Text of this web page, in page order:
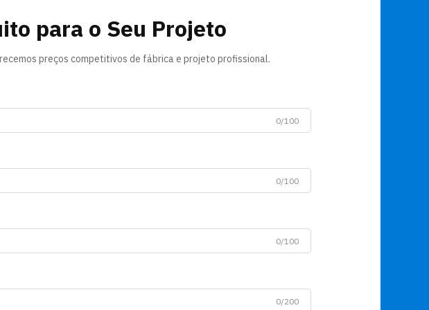
para o Seu Projeto
preços competitivos de fábrica e projeto profissional.
0/100
0/100
0/100
0/200